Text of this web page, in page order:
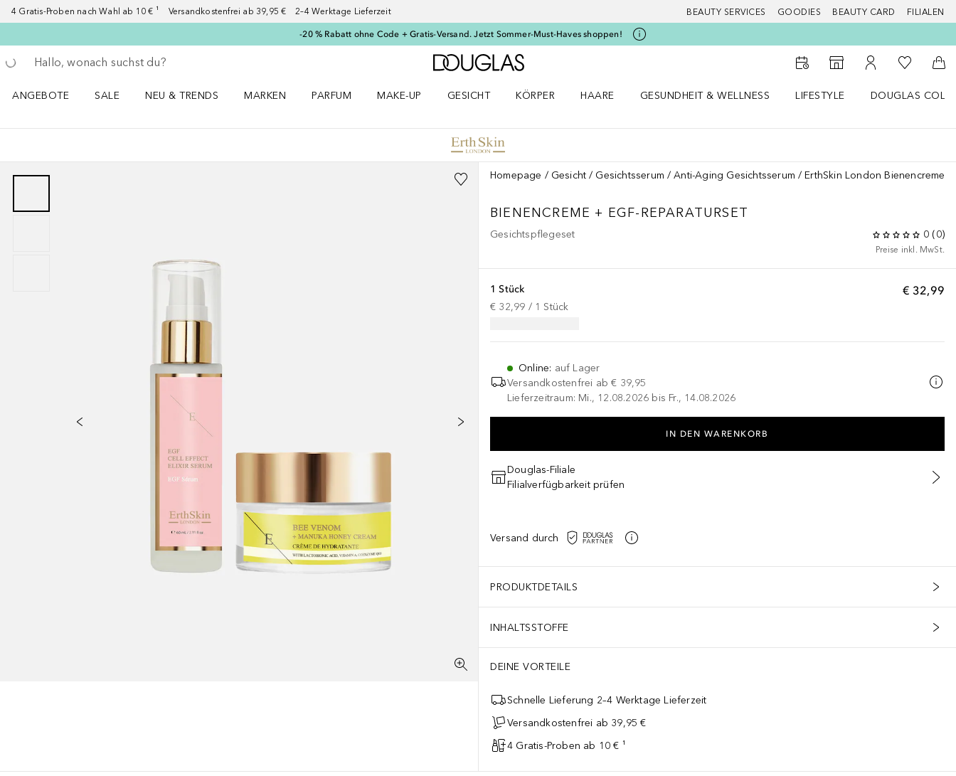
4 Gratis-Proben nach Wahl ab 10 € ¹ Versandkostenfrei ab 39,95 € 2–4 Werktage Lieferzeit BEAUTY SERVICES GOODIES BEAUTY CARD FILIALEN
-20 % Rabatt ohne Code + Gratis-Versand. Jetzt Sommer-Must-Haves shoppen!
Gehe zurück
Suche ausführen
Zur Douglas Startseite
Zum Storefinder
Zu Meinem
Zu Meiner
ANGEBOTE
SALE
NEU & TRENDS
MARKEN
PARFUM
MAKE-UP
GESICHT
KÖRPER
HAARE
GESUNDHEIT & WELLNESS
LIFESTYLE
DOUGLAS
Homepage Gesicht Gesichtsserum Anti-Aging Gesichtsserum ErthSkin London Bienencreme
BIENENCREME + EGF-REPARATURSET
Gesichtspflegeset 0 (0)
Preise inkl. MwSt.
€ 32,99
1 Stück
€ 32,99 / 1 Stück
Online: auf Lager
Versandkostenfrei ab € 39,95
Lieferzeitraum: Mi., 12.08.2026 bis Fr., 14.08.2026
IN DEN WARENKORB
Douglas-Filiale
Filialverfügbarkeit prüfen
Versand durch
PRODUKTDETAILS
INHALTSSTOFFE
DEINE VORTEILE
Schnelle Lieferung 2–4 Werktage Lieferzeit
Versandkostenfrei ab 39,95 €
4 Gratis-Proben ab 10 € ¹